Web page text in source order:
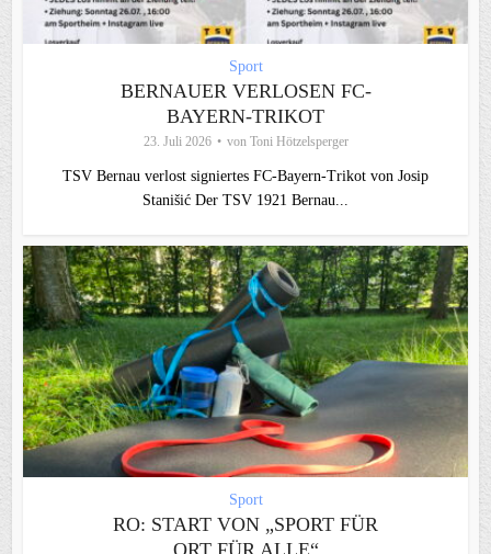
Sport
BERNAUER VERLOSEN FC-
BAYERN-TRIKOT
23. Juli 2026 von Toni Hötzelsperger
TSV Bernau verlost signiertes FC‑Bayern‑Trikot von Josip
Stanišić Der TSV 1921 Bernau...
Sport
RO: START VON „SPORT FÜR
ORT FÜR ALLE“